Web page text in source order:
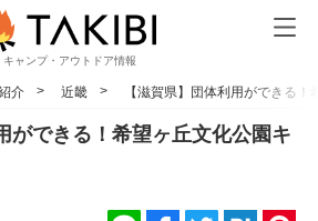
キャンプ・アウトドア情報
介 近畿 【滋賀県】団体利用ができる
ができる！希望ヶ丘文化公園キ